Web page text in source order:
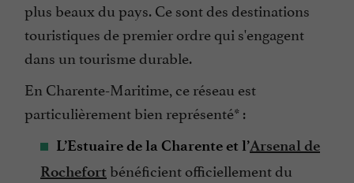
plus beaux du pays. Ce sont des destinations
touristiques de premier ordre qui s'engagent
dans un tourisme durable.
En Charente-Maritime, ce réseau est
particulièrement bien représenté* :
L’Estuaire de la Charente et l’Arsenal de
Rochefort bénéficient officiellement du